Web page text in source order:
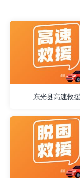
东光县高速救援